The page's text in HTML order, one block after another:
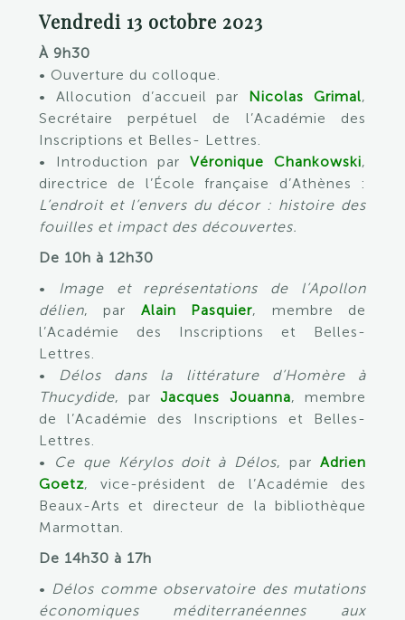
Vendredi 13 octobre 2023
À 9h30
• Ouverture du colloque.
• Allocution d’accueil par Nicolas Grimal,
Secrétaire perpétuel de l’Académie des
Inscriptions et Belles- Lettres.
• Introduction parVéronique Chankowski,
directrice de l’École française d’Athènes :
L’endroit et l’envers du décor : histoire des
fouilles et impact des découvertes.
De 10h à 12h30
• Image et représentations de l’Apollon
délien, par Alain Pasquier, membre de
l’Académie des Inscriptions et Belles-
Lettres.
• Délos dans la littérature d’Homère à
Thucydide, par Jacques Jouanna, membre
de l’Académie des Inscriptions et Belles-
Lettres.
•
Ce que Kérylos doit à Délos, parAdrien
Goetz, vice-président de l’Académie des
Beaux-Arts et directeur de la bibliothèque
Marmottan.
De 14h30 à 17h
• Délos comme observatoire des mutations
économiques méditerranéennes aux